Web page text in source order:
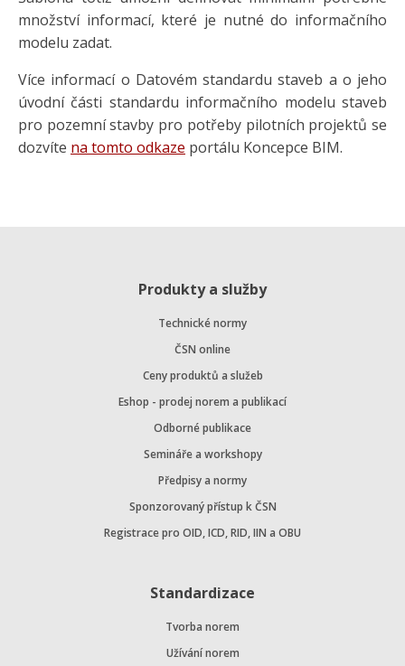
množství informací, které je nutné do informačního
modelu zadat.
Více informací o Datovém standardu staveb a o jeho
úvodní části standardu informačního modelu staveb
pro pozemní stavby pro potřeby pilotních projektů se
dozvíte na tomto odkaze portálu Koncepce BIM.
Produkty a služby
Technické normy
ČSN online
Ceny produktů a služeb
Eshop - prodej norem a publikací
Odborné publikace
Semináře a workshopy
Předpisy a normy
Sponzorovaný přístup k ČSN
Registrace pro OID, ICD, RID, IIN a OBU
Standardizace
Tvorba norem
Užívání norem